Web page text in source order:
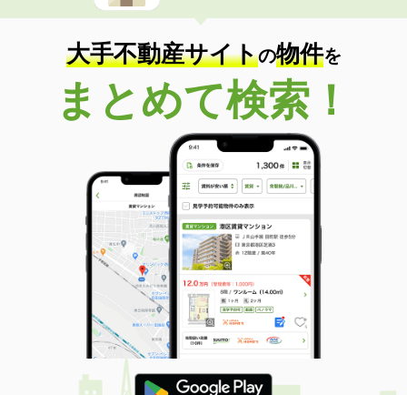
大手不動産サイトの物件を
まとめて検索！